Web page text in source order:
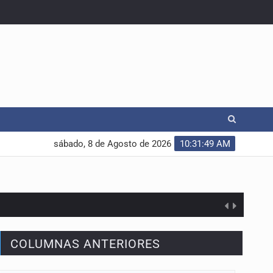
10:31:50 AM
sábado, 8 de Agosto de 2026
COLUMNAS ANTERIORES